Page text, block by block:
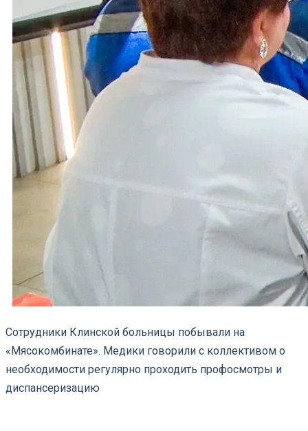
Сотрудники Клинской больницы побывали на
«Мясокомбинате». Медики говорили с коллективом о
необходимости регулярно проходить профосмотры и
диспансеризацию